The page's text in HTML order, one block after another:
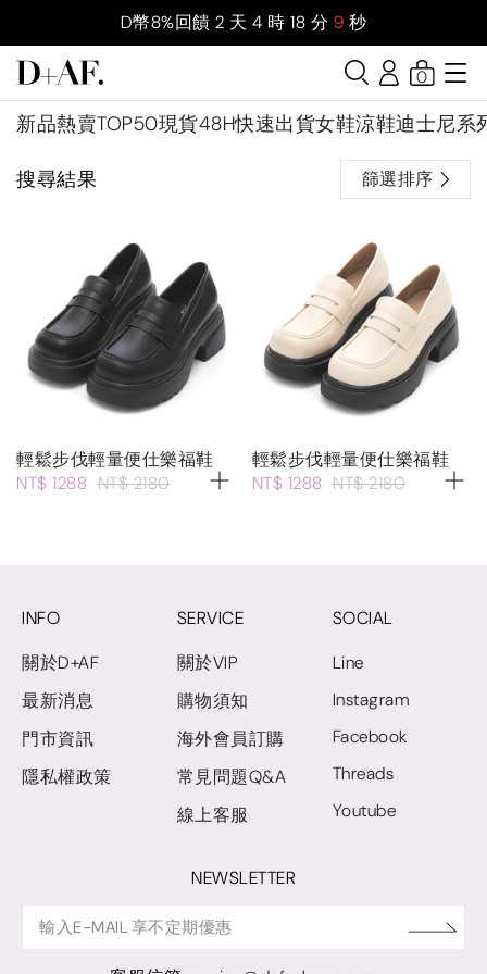
D幣8%回饋 2 天 4 時 18 分 9 秒
新品熱賣TOP50現貨48H快速出貨女鞋涼鞋迪士尼系
0
搜尋結果 篩選排序
輕鬆步伐輕量便仕樂福鞋
NT$ 1288 NT$ 2180
輕鬆步伐輕量便仕樂福鞋
NT$ 1288 NT$ 2180
INFO
關於D+AF
最新消息
門市資訊
隱私權政策
SERVICE
關於VIP
購物須知
海外會員訂購
常見問題Q&A
線上客服
SOCIAL
Line
Instagram
Facebook
Threads
Youtube
NEWSLETTER